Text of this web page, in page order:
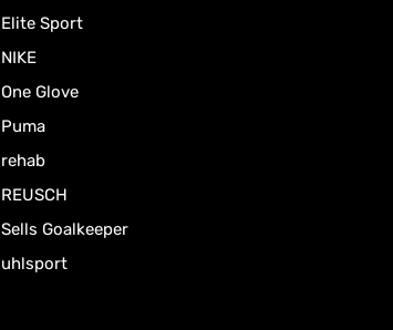
Elite Sport
NIKE
One Glove
Puma
rehab
REUSCH
Sells Goalkeeper
uhlsport